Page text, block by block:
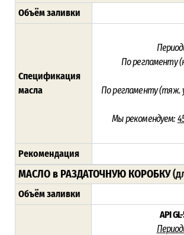
Объём заливки
Спецификация
масла
По регламенту
По регламенту (тяж.
Мы рекомендуем:
Рекомендация
МАСЛО в РАЗДАТОЧНУЮ КОРОБКУ
Объём заливки
API